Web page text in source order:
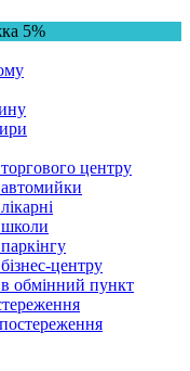
5%
центру
школи
центру
обмінний пункт